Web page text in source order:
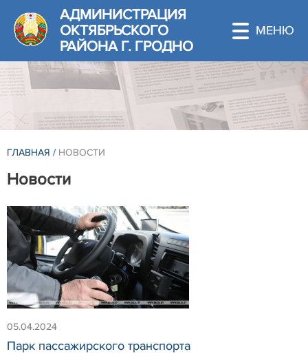
АДМИНИСТРАЦИЯ
ОКТЯБРЬСКОГО
РАЙОНА Г. ГРОДНО
ГЛАВНАЯ / НОВОСТИ
Новости
05.04.2024
Парк пассажирского транспорта